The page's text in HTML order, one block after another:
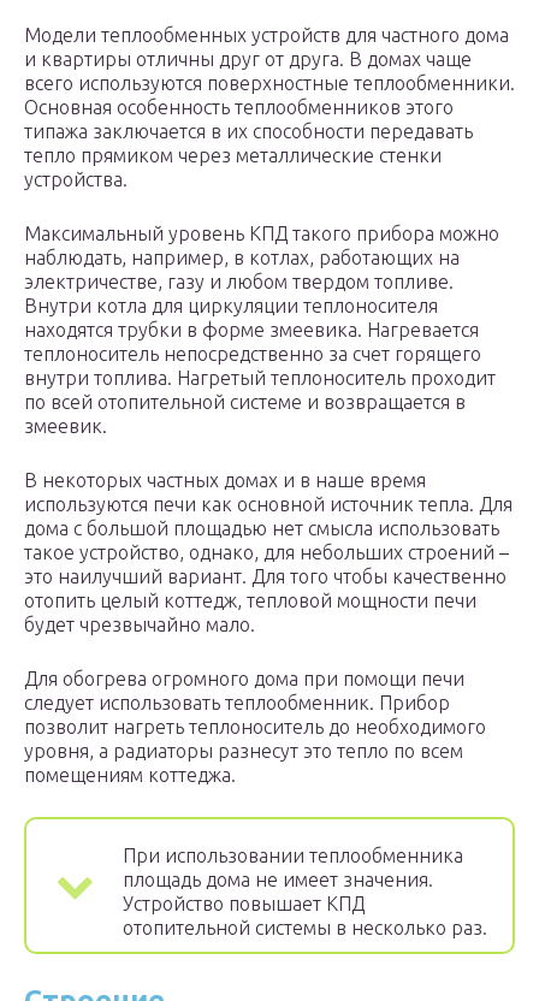
Модели теплообменных устройств для частного дома
и квартиры отличны друг от друга. В домах чаще
всего используются поверхностные теплообменники.
Основная особенность теплообменников этого
типажа заключается в их способности передавать
тепло прямиком через металлические стенки
устройства.
Максимальный уровень КПД такого прибора можно
наблюдать, например, в котлах, работающих на
электричестве, газу и любом твердом топливе.
Внутри котла для циркуляции теплоносителя
находятся трубки в форме змеевика. Нагревается
теплоноситель непосредственно за счет горящего
внутри топлива. Нагретый теплоноситель проходит
по всей отопительной системе и возвращается в
змеевик.
В некоторых частных домах и в наше время
используются печи как основной источник тепла. Для
дома с большой площадью нет смысла использовать
такое устройство, однако, для небольших строений –
это наилучший вариант. Для того чтобы качественно
отопить целый коттедж, тепловой мощности печи
будет чрезвычайно мало.
Для обогрева огромного дома при помощи печи
следует использовать теплообменник. Прибор
позволит нагреть теплоноситель до необходимого
уровня, а радиаторы разнесут это тепло по всем
помещениям коттеджа.
При использовании теплообменника
площадь дома не имеет значения.
Устройство повышает КПД
отопительной системы в несколько раз.